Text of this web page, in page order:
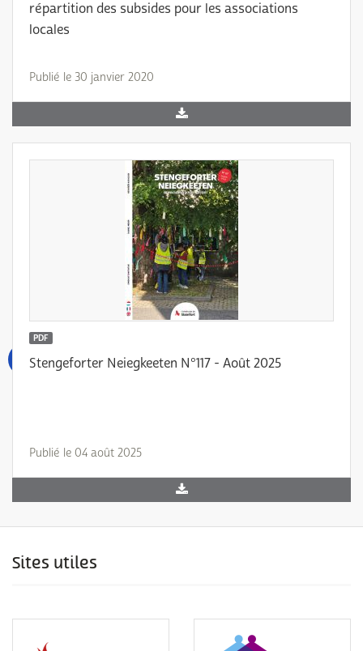
répartition des subsides pour les associations
locales
Publié le 30 janvier 2020
PDF
Stengeforter Neiegkeeten N°117 - Août 2025
Publié le 04 août 2025
Sites utiles